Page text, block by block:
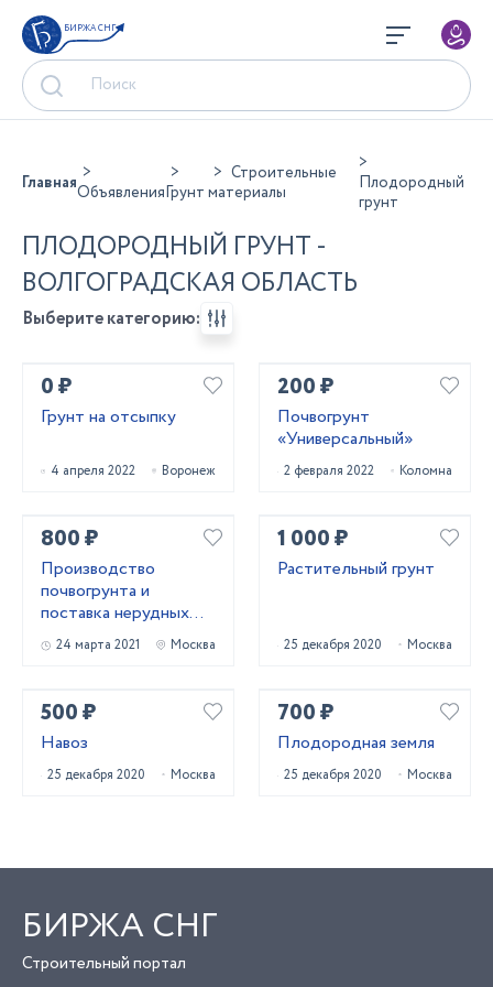
БИРЖА СНГ
ГлавнаяОбъявленияГрунт
Строительные
материалы
Плодородный
грунт
ПЛОДОРОДНЫЙ ГРУНТ -
ВОЛГОГРАДСКАЯ ОБЛАСТЬ
Выберите категорию:
0 ₽
Грунт на отсыпку
4 апреля 2022 Воронеж
200 ₽
Почвогрунт
«Универсальный»
2 февраля 2022 Коломна
800 ₽
Производство
почвогрунта и
поставка нерудных
материалов
24 марта 2021 Москва
1 000 ₽
Растительный грунт
25 декабря 2020 Москва
500 ₽
Навоз
25 декабря 2020 Москва
700 ₽
Плодородная земля
25 декабря 2020 Москва
БИРЖА СНГ
Строительный портал